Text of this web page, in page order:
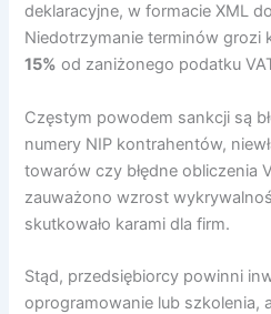
deklaracyjne, w formacie XML
Niedotrzymanie terminów grozi
15% od zaniżonego podatku
Częstym powodem sankcji są
numery NIP kontrahentów,
towarów czy błędne obliczenia
zauważono wzrost
skutkowało karami dla firm.
Stąd, przedsiębiorcy powinni
oprogramowanie lub szkolenia,